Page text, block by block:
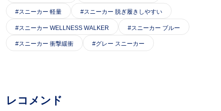
スニーカー 軽量 スニーカー 脱ぎ履きしやすい
スニーカー WELLNESS WALKER スニーカー ブルー
スニーカー 衝撃緩衝 グレー スニーカー
レコメンド